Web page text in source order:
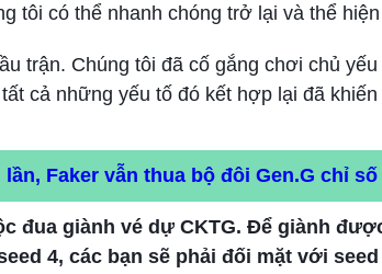
tôi có thể nhanh chóng trở lại và thể
trận. Chúng tôi đã cố gắng chơi chủ yếu
cả những yếu tố đó kết hợp lại đã khiến
Faker vẫn thua bộ đôi Gen.G chỉ
đua giành vé dự CKTG. Để giành
4, các bạn sẽ phải đối mặt với